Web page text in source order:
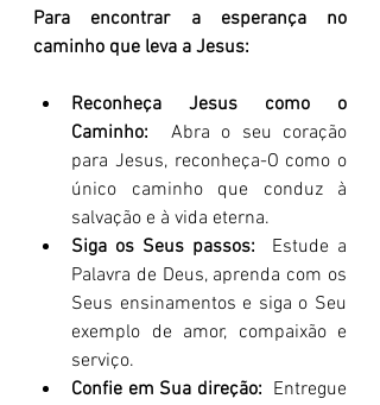
Para encontrar a esperança no
caminho que leva a Jesus:
Reconheça Jesus como o
Caminho: Abra o seu coração
para Jesus, reconheça-O como o
único caminho que conduz à
salvação e à vida eterna.
Siga os Seus passos: Estude a
Palavra de Deus, aprenda com os
Seus ensinamentos e siga o Seu
exemplo de amor, compaixão e
serviço.
Confie em Sua direção: Entregue